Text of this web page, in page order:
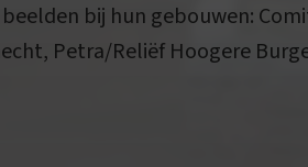
bij hun gebouwen:
Petra/Reliëf Hoogere